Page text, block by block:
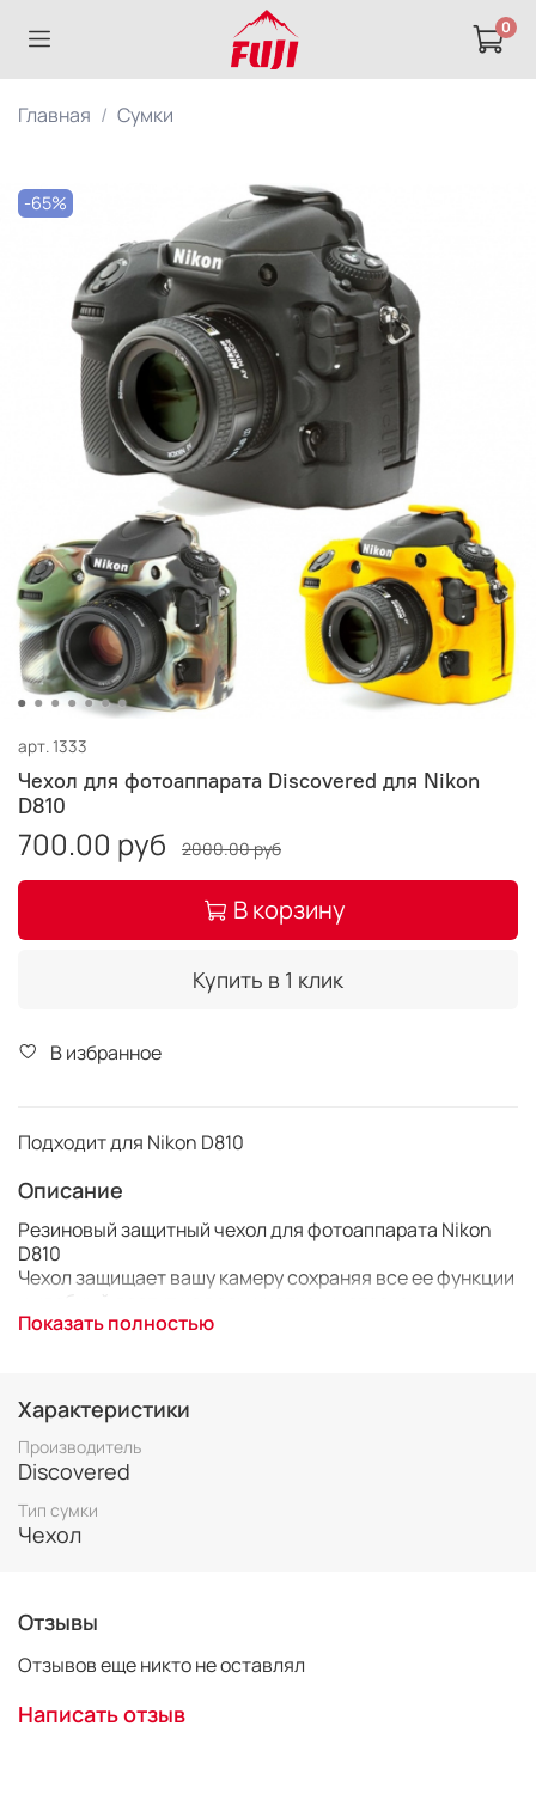
0
Главная Сумки
-65%
арт. 1333
Чехол для фотоаппарата Discovered для Nikon
D810
700.00 руб 2000.00 руб
В корзину
Купить в 1 клик
В избранное
Подходит для Nikon D810
Описание
Резиновый защитный чехол для фотоаппарата Nikon
D810
Чехол защищает вашу камеру сохраняя все ее функции
Благодаря высокому качеству материала, из которого
Отлично сидит на камере, надежная защита
Сохраняется весь функционал камеры
Подходит для всех объективов
Материал высокого качества
Доступ к батарее
Все кнопки продублированы
Защитная пленка и салфетка из микрофибры в
Показать полностью
Характеристики
Производитель
Discovered
Тип сумки
Чехол
Отзывы
Отзывов еще никто не оставлял
Написать отзыв